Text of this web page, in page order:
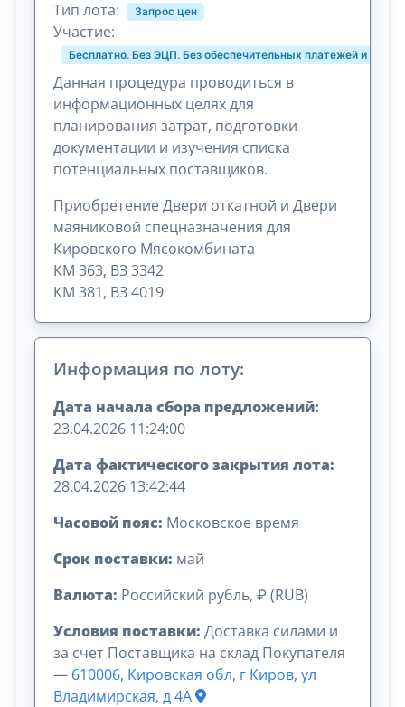
Тип лота: Запрос цен
Участие:
Бесплатно. Без ЭЦП. Без обеспечительных платежей и
Данная процедура проводиться в
информационных целях для
планирования затрат, подготовки
документации и изучения списка
потенциальных поставщиков.
Приобретение Двери откатной и Двери
маяниковой спецназначения для
Кировского Мясокомбината
КМ 363, ВЗ 3342
КМ 381, ВЗ 4019
Информация по лоту:
Дата начала сбора предложений:
23.04.2026 11:24:00
Дата фактического закрытия лота:
28.04.2026 13:42:44
Часовой пояс: Московское время
Срок поставки: май
Валюта: Российский рубль, ₽ (RUB)
Условия поставки: Доставка силами и
за счет Поставщика на склад Покупателя
— 610006, Кировская обл, г Киров, ул
Владимирская, д 4А